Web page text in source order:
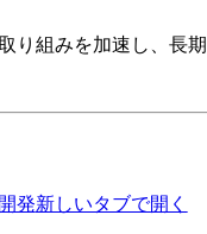
り組みを加速し、長
発新しいタブで開く